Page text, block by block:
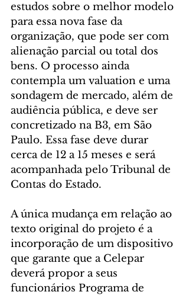
estudos sobre o melhor modelo
para essa nova fase da
organização, que pode ser com
alienação parcial ou total dos
bens. O processo ainda
contempla um valuation e uma
sondagem de mercado, além de
audiência pública, e deve ser
concretizado na B3, em São
Paulo. Essa fase deve durar
cerca de 12 a 15 meses e será
acompanhada pelo Tribunal de
Contas do Estado.
A única mudança em relação ao
texto original do projeto é a
incorporação de um dispositivo
que garante que a Celepar
deverá propor a seus
funcionários Programa de